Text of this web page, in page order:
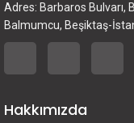
Adres: Barbaros Bulvarı,
Balmumcu, Beşiktaş-
Hakkımızda